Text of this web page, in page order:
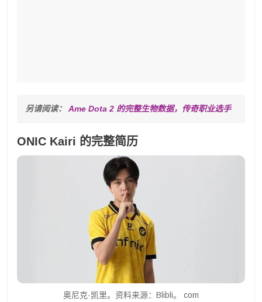
另请阅读： Ame Dota 2 的完整生物数据，传奇职业选手
ONIC Kairi 的完整简历
奥尼克·凯里。资料来源：Blibli。 com